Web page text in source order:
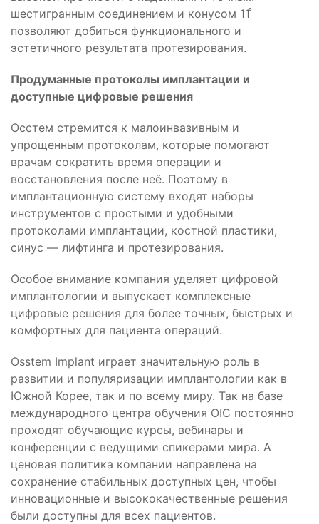
шестигранным соединением и конусом 11 ̊
позволяют добиться функционального и
эстетичного результата протезирования.
Продуманные протоколы имплантации и
доступные цифровые решения
Осстем стремится к малоинвазивным и
упрощенным протоколам, которые помогают
врачам сократить время операции и
восстановления после неё. Поэтому в
имплантационную систему входят наборы
инструментов c простыми и удобными
протоколами имплантации, костной пластики,
синус — лифтинга и протезирования.
Особое внимание компания уделяет цифровой
имплантологии и выпускает комплексные
цифровые решения для более точных, быстрых и
комфортных для пациента операций.
Osstem Implant играет значительную роль в
развитии и популяризации имплантологии как в
Южной Корее, так и по всему миру. Так на базе
международного центра обучения OIC постоянно
проходят обучающие курсы, вебинары и
конференции с ведущими спикерами мира. А
ценовая политика компании направлена на
сохранение стабильных доступных цен, чтобы
инновационные и высококачественные решения
были доступны для всех пациентов.